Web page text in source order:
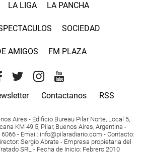
LA LIGA LA PANCHA
SOCIEDAD
AMIGOS FM PLAZA
Contactanos RSS
Aires - Edificio Bureau Pilar Norte, Local 5,
KM 49.5, Pilar, Buenos Aires, Argentina -
6066 - Email : info@pilaradiario.com - Contacto:
: Sergio Abrate - Empresa propietaria del
SRL - Fecha de Inicio: Febrero 2010